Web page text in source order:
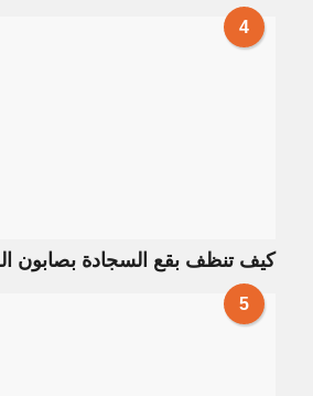
4
كيف تنظف بقع السجادة بصابون
5